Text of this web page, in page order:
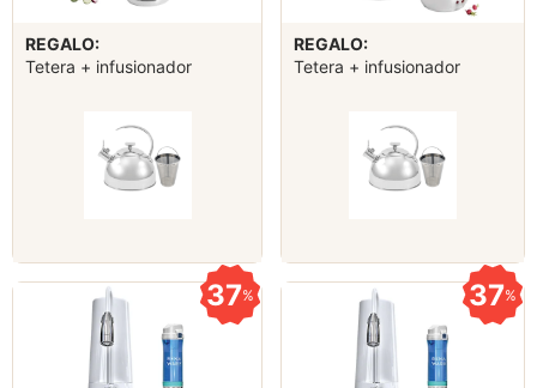
REGALO:
Tetera + infusionador
REGALO:
Tetera + infusionador
37% 37%